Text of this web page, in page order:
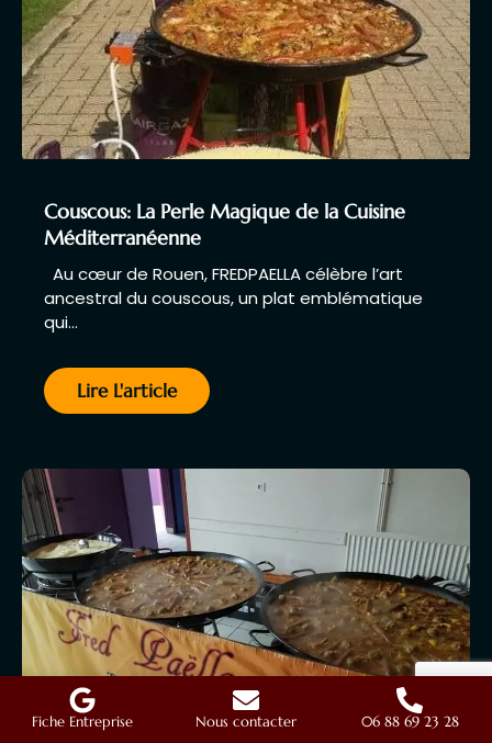
Fiche Entreprise Nous contacter 06 88 69 23 28
Couscous: La Perle Magique de la Cuisine
Méditerranéenne
Au cœur de Rouen, FREDPAELLA célèbre l’art
ancestral du couscous, un plat emblématique
qui…
Lire L'article